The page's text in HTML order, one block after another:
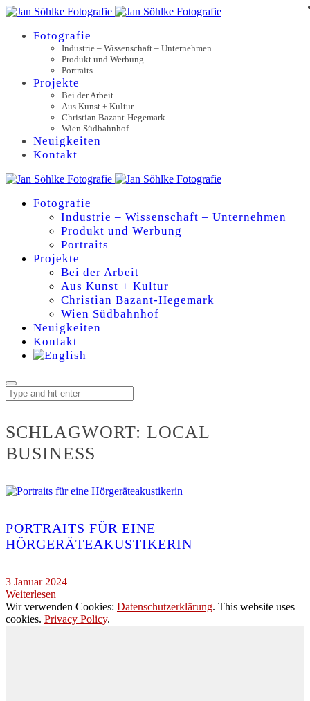
Fotografie
Industrie – Wissenschaft – Unternehmen
Produkt und Werbung
Portraits
Projekte
Bei der Arbeit
Aus Kunst + Kultur
Christian Bazant-Hegemark
Wien Südbahnhof
Neuigkeiten
Kontakt
Fotografie
Industrie – Wissenschaft – Unternehmen
Produkt und Werbung
Portraits
Projekte
Bei der Arbeit
Aus Kunst + Kultur
Christian Bazant-Hegemark
Wien Südbahnhof
Neuigkeiten
Kontakt
SCHLAGWORT: LOCAL
BUSINESS
PORTRAITS FÜR EINE
HÖRGERÄTEAKUSTIKERIN
3 Januar 2024
Weiterlesen
Wir verwenden Cookies: Datenschutzerklärung. This website uses
cookies. Privacy Policy.